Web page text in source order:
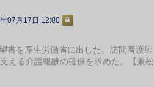
07月17日 12:00
書を厚生労働省に出した。訪問看護師
える介護報酬の確保を求めた。【兼松